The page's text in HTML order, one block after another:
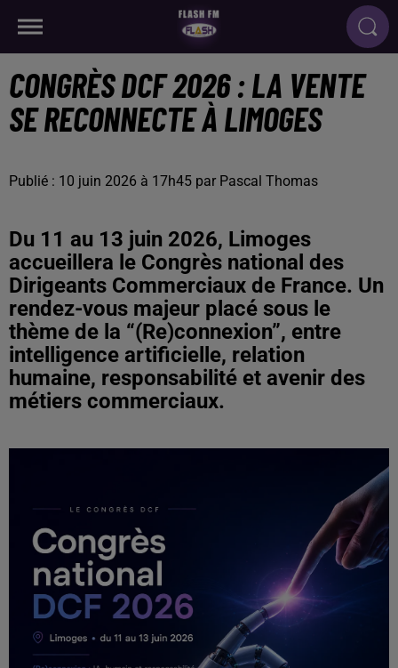
CONGRÈS DCF 2026 : LA VENTE
SE RECONNECTE À LIMOGES
Publié : 10 juin 2026 à 17h45 par Pascal Thomas
Du 11 au 13 juin 2026, Limoges
accueillera le Congrès national des
Dirigeants Commerciaux de France. Un
rendez-vous majeur placé sous le
thème de la “(Re)connexion”, entre
intelligence artificielle, relation
humaine, responsabilité et avenir des
métiers commerciaux.